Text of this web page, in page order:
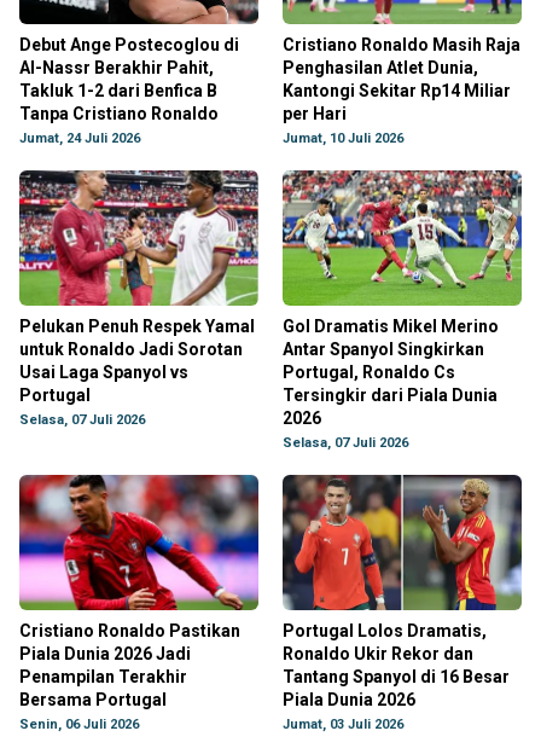
Debut Ange Postecoglou di
Al-Nassr Berakhir Pahit,
Takluk 1-2 dari Benfica B
Tanpa Cristiano Ronaldo
Jumat, 24 Juli 2026
Cristiano Ronaldo Masih Raja
Penghasilan Atlet Dunia,
Kantongi Sekitar Rp14 Miliar
per Hari
Jumat, 10 Juli 2026
Pelukan Penuh Respek Yamal
untuk Ronaldo Jadi Sorotan
Usai Laga Spanyol vs
Portugal
Selasa, 07 Juli 2026
Gol Dramatis Mikel Merino
Antar Spanyol Singkirkan
Portugal, Ronaldo Cs
Tersingkir dari Piala Dunia
2026
Selasa, 07 Juli 2026
Cristiano Ronaldo Pastikan
Piala Dunia 2026 Jadi
Penampilan Terakhir
Bersama Portugal
Senin, 06 Juli 2026
Portugal Lolos Dramatis,
Ronaldo Ukir Rekor dan
Tantang Spanyol di 16 Besar
Piala Dunia 2026
Jumat, 03 Juli 2026